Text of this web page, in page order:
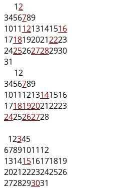
12
3456789
10111213141516
17181920212223
24252627282930
31
12
3456789
10111213141516
17181920212223
2425262728
12345
6789101112
13141516171819
20212223242526
2728293031